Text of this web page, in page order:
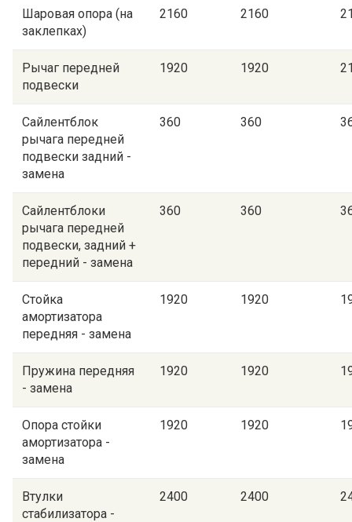
Шаровая опора (на
заклепках)
2160 2160
Рычаг передней
подвески
1920 1920
Сайлентблок
рычага передней
подвески задний -
замена
360 360
Сайлентблоки
рычага передней
подвески, задний +
передний - замена
360 360
Стойка
амортизатора
передняя - замена
1920 1920
Пружина передняя
- замена
1920 1920
Опора стойки
амортизатора -
замена
1920 1920
Втулки
стабилизатора -
2400 2400